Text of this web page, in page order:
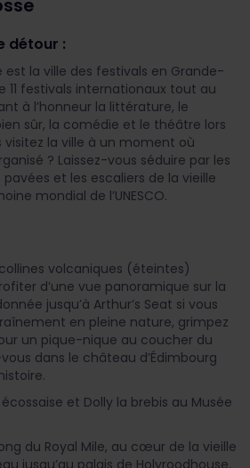
détour :
est la ville des festivals en Grande-
11 festivals internationaux tout au
à l’honneur la littérature, le
sûr, la comédie et le théâtre lors
visitez la ville à un moment où
? Laissez-vous séduire par les
et les escaliers de la vieille
mondial de l’UNESCO.
collines volcaniques (éteintes)
d’une vue panoramique sur la
jusqu’à Arthur’s Seat si vous
en pleine nature, grimpez
un pique-nique au coucher du
dans le château d’Édimbourg
et Dolly la brebis au Musée
du Royal Mile, au cœur de la vieille
jusqu’au palais de Holyroodhouse.